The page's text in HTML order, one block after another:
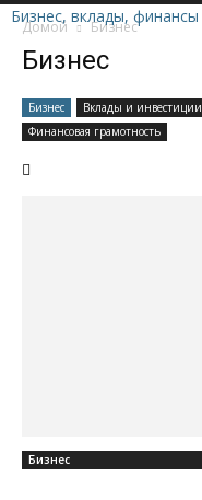
Бизнес, вклады, финансы
Домой Бизнес
Бизнес
Бизнес Вклады и инвестиции
Финансовая грамотность
Бизнес